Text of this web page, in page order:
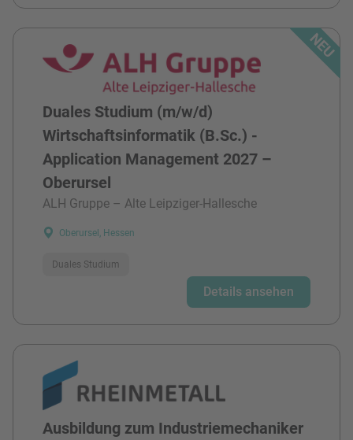
Duales Studium (m/w/d)
Wirtschaftsinformatik (B.Sc.) -
Application Management 2027 –
Oberursel
ALH Gruppe – Alte Leipziger-Hallesche
Oberursel, Hessen
Duales Studium
Details ansehen
Ausbildung zum Industriemechaniker